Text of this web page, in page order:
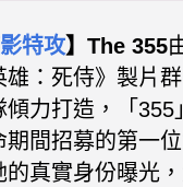
特攻】The 355
雄：死侍》製片
力打造，「355
間招募的第一
的真實身份曝光